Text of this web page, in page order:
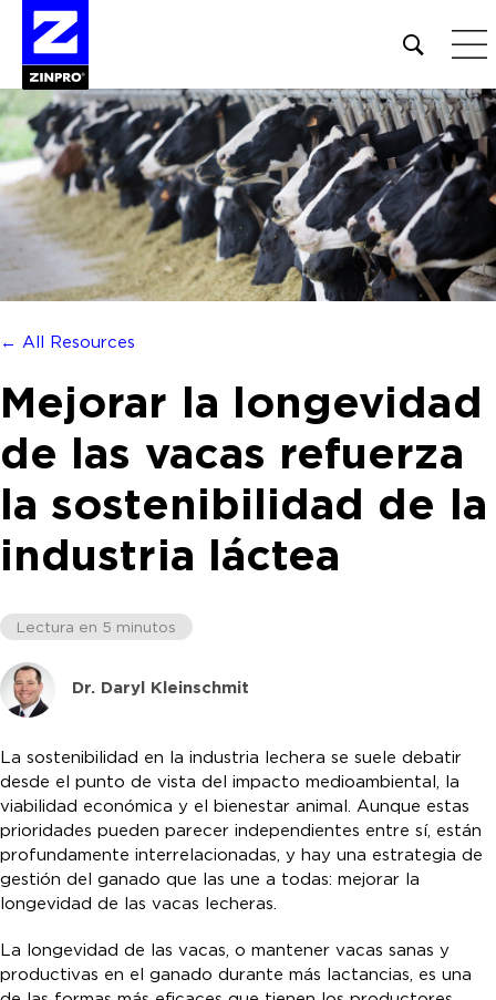
Open
site
search
form
Buscar:
← All Resources
Mejorar la longevidad
de las vacas refuerza
la sostenibilidad de la
industria láctea
Lectura en 5 minutos
Dr. Daryl Kleinschmit
La sostenibilidad en la industria lechera se suele debatir
desde el punto de vista del impacto medioambiental, la
viabilidad económica y el bienestar animal. Aunque estas
prioridades pueden parecer independientes entre sí, están
profundamente interrelacionadas, y hay una estrategia de
gestión del ganado que las une a todas: mejorar la
longevidad de las vacas lecheras.
La longevidad de las vacas, o mantener vacas sanas y
productivas en el ganado durante más lactancias, es una